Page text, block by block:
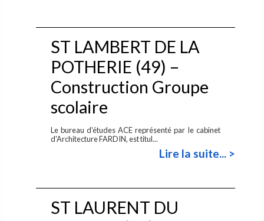
ST LAMBERT DE LA
POTHERIE (49) –
Construction Groupe
scolaire
Le bureau d'études ACE représenté par le cabinet
d'Architecture FARDIN, est titul...
Lire la suite... >
ST LAURENT DU